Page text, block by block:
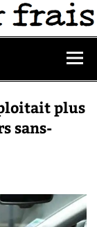
plus
sans-